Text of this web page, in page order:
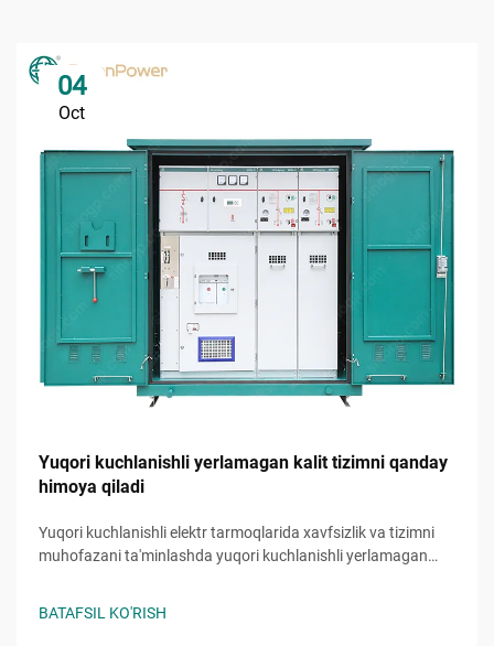
04
Oct
Yuqori kuchlanishli yerlamagan kalit tizimni qanday
himoya qiladi
Yuqori kuchlanishli elektr tarmoqlarida xavfsizlik va tizimni
muhofazani ta'minlashda yuqori kuchlanishli yerlamagan
BATAFSIL KO'RISH